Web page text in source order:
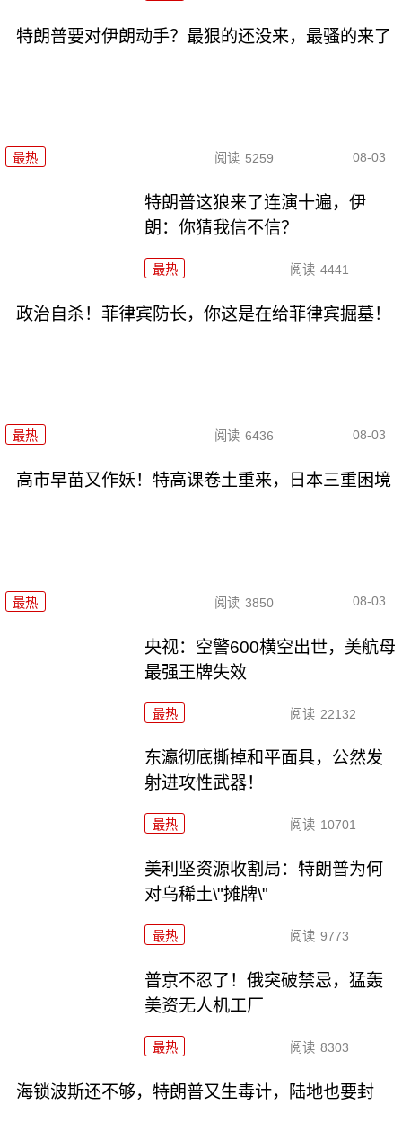
特朗普要对伊朗动手？最狠的还没来，最骚的来了
最热 阅读 5259 08-03
特朗普这狼来了连演十遍，伊
朗：你猜我信不信？
最热 阅读 4441
政治自杀！菲律宾防长，你这是在给菲律宾掘墓！
最热 阅读 6436 08-03
高市早苗又作妖！特高课卷土重来，日本三重困境
最热 阅读 3850 08-03
央视：空警600横空出世，美航母
最强王牌失效
最热 阅读 22132
东瀛彻底撕掉和平面具，公然发
射进攻性武器！
最热 阅读 10701
美利坚资源收割局：特朗普为何
对乌稀土\"摊牌\"
最热 阅读 9773
普京不忍了！俄突破禁忌，猛轰
美资无人机工厂
最热 阅读 8303
海锁波斯还不够，特朗普又生毒计，陆地也要封